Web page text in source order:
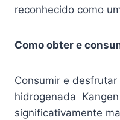
reconhecido como
Como obter e
Consumir e
hidrogenada
significativamente